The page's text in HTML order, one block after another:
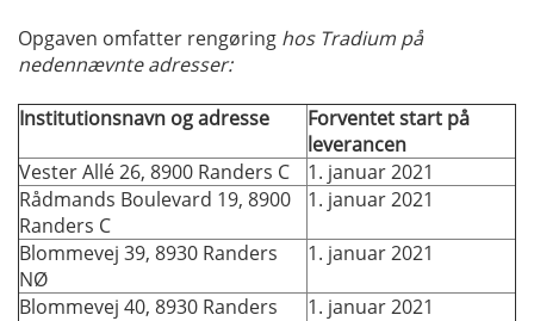
Opgaven omfatter rengøring hos Tradium på
nedennævnte adresser:
Institutionsnavn og adresse
Forventet start på
leverancen
Vester Allé 26, 8900 Randers C
1. januar 2021
Rådmands Boulevard 19, 8900
Randers C
1. januar 2021
Blommevej 39, 8930 Randers
NØ
1. januar 2021
Blommevej 40, 8930 Randers
1. januar 2021